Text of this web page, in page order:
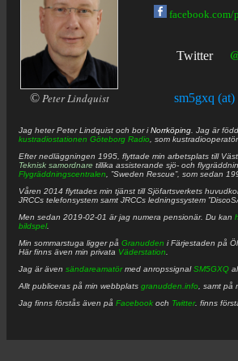
© Peter Lindquist
facebook.com/
Twitter
sm5gxq
Jag heterPeter Lindquist och bor iNorrköping . Jag är
kustradiostationen Göteborg Radio , som
Efter nedläggningen 1995, flyttade min arbetsplats till
Teknisk samordnare tillika assisterande sjö- och
Flygräddningscentralen , ”Sweden Rescue”, som sedan
Våren 2014 flyttades min tjänst till Sjöfartsverkets
JRCCs telefonsystem samt JRCCs ledningssystem
Men sedan 2019-02-01 är jag numera pensionär. Du kan
bildspel.
Min sommarstuga ligger på Granudden i Färjestaden på
Här finns även min privata Väderstation
Jag är även sändareamatörmed anropssignalSM5GXQ
Allt publiceras på min webbplats granudden.info , samt på
Jag finns förstås även på Facebook och Twitter. finns